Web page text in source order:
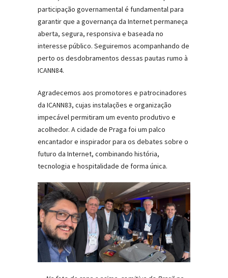
participação governamental é fundamental para
garantir que a governança da Internet permaneça
aberta, segura, responsiva e baseada no
interesse público. Seguiremos acompanhando de
perto os desdobramentos dessas pautas rumo à
ICANN84.
Agradecemos aos promotores e patrocinadores
da ICANN83, cujas instalações e organização
impecável permitiram um evento produtivo e
acolhedor. A cidade de Praga foi um palco
encantador e inspirador para os debates sobre o
futuro da Internet, combinando história,
tecnologia e hospitalidade de forma única.